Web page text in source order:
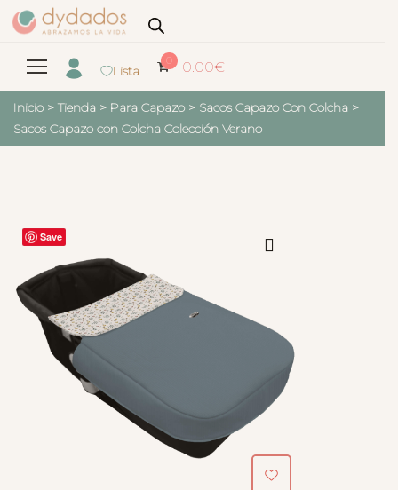
Lista
0 0.00€
Inicio > Tienda > Para Capazo > Sacos Capazo Con Colcha >
Sacos Capazo con Colcha Colección Verano
Save